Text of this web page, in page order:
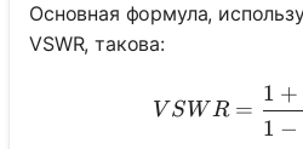
Основная формула,
VSWR, такова:
V SWR =
1 −
1 +